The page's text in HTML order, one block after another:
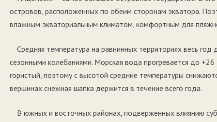
островов, расположенных по обеим сторонам экватора.
влажным экваториальным климатом, комфортным для
Средняя температура на равнинных территориях весь
сезонными колебаниями. Морская вода прогревается до
гористый, поэтому с высотой средние температуры
вершинах снежная шапка держится в течение всего года.
В южных и восточных районах, подверженных влиянию